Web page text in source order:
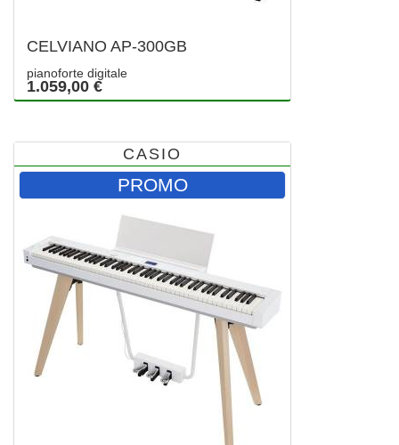
CELVIANO AP-300GB
pianoforte digitale
1.059,00 €
CASIO
PROMO